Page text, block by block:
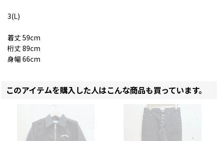
3(L)
着丈 59cm
桁丈 89cm
身幅 66cm
このアイテムを購入した人はこんな商品も買っています。